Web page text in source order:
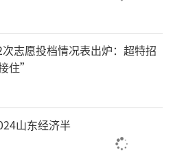
志愿投档情况表出炉：超特招
住”
山东经济半